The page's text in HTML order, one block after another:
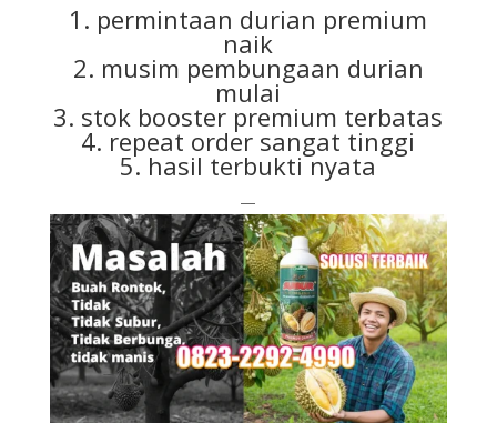
1. permintaan durian premium
naik
2. musim pembungaan durian
mulai
3. stok booster premium terbatas
4. repeat order sangat tinggi
5. hasil terbukti nyata
—